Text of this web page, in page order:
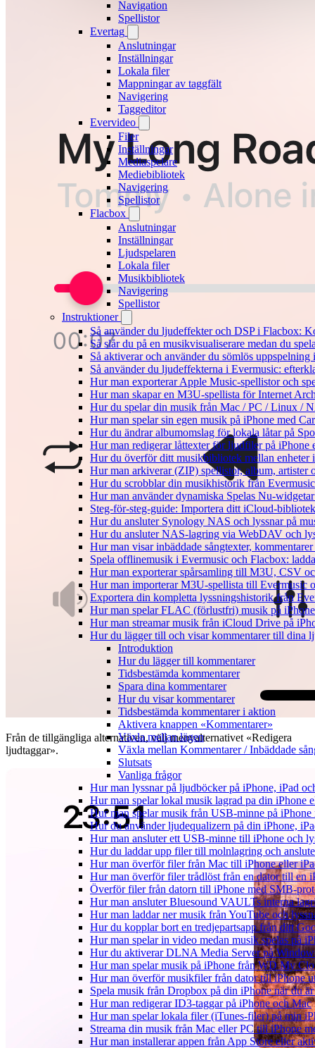
Navigation
Spellistor
Evertag
Anslutningar
Inställningar
Lokala filer
Mappningar av taggfält
Navigering
Taggeditor
Evervideo
Filer
Inställningar
Mediaspelare
Mediebibliotek
Navigering
Spellistor
Flacbox
Anslutningar
Inställningar
Ljudspelaren
Lokala filer
Musikbibliotek
Navigering
Spellistor
Instruktioner
Så använder du ljudeffekter och DSP i Flacbox:
Så slår du på en musikvisualiserare medan du
Så aktiverar och använder du sömlös uppspelning
Så använder du ljudeffekterna i Evermusic:
Hur man exporterar Apple Music-spellistor och
Hur man skapar en M3U-spellista för Internet
Hur du spelar din musik från Mac / PC / Linux /
Hur man spelar sin egen musik på iPhone med
Hur du ändrar albumomslag för lokala låtar på
Hur man redigerar låttexter för ljudfiler på iPhone
Hur du överför ditt musikbibliotek mellan enheter
Hur man arkiverar (ZIP) spellistor, album, artister
Hur du scrobblar din musikhistorik från
Hur man använder dynamiska Spelas Nu-
Steg-för-steg-guide: Importera ditt iCloud-
Hur du ansluter Synology NAS och lyssnar på
Hur du ansluter NAS-lagring via WebDAV och
Hur man visar inbäddade sångtexter,
Spela offlinemusik i Evermusic och Flacbox:
Hur man exporterar spårsamling till M3U, CSV
Hur man importerar M3U-spellista till Evermusic
Exportera din kompletta lyssningshistorik från
Hur man spelar FLAC (förlustfri) musik på iPhone
Hur man streamar musik från iCloud Drive på
Hur du lägger till och visar kommentarer till dina
Introduktion
Hur du lägger till kommentarer
Tidsbestämda kommentarer
Spara dina kommentarer
Hur du visar kommentarer
Tidsbestämda kommentarer i aktion
Aktivera knappen «Kommentarer»
Växla mellan lägen
Växla mellan Kommentarer / Inbäddade
Slutsats
Vanliga frågor
Hur man lyssnar på ljudböcker på iPhone, iPad
Hur man spelar lokal musik lagrad pa din iPhone
Hur man spelar musik från USB-minne på
Hur du använder ljudequalizern på din iPhone,
Hur man ansluter ett USB-minne till iPhone och
Hur du laddar upp filer till molnlagring och
Hur man överför filer från Mac till iPhone eller
Hur man överför filer trådlöst från en dator till en
Överför filer från datorn till iPhone med SMB-
Hur man ansluter Bluesound VAULTs interna
Hur man laddar ner musik från YouTube och
Hur du kopplar bort en tredjepartsapp från ditt
Hur man spelar in video medan musik spelas på
Hur du aktiverar DLNA Media Server på
Hur man spelar musik på iPhone från WD My
Hur man överför musikfiler från dator till iPhone
Spela musik från Dropbox på din iPhone när du
Hur man redigerar ID3-taggar på iPhone och Mac
Hur man spelar lokala filer (iTunes-filer) på min
Streama din musik från Mac eller PC till iPhone
Hur man installerar appen från App Store eller
Från de tillgängliga alternativen, välj menyalternativet «Redigera
ljudtaggar».